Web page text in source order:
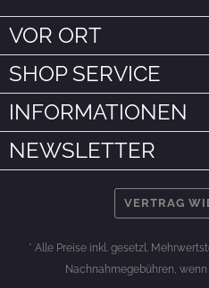
VOR ORT
SHOP SERVICE
INFORMATIONEN
NEWSLETTER
VERTRAG
* Alle Preise inkl. gesetzl.
Nachnahmegebühren,